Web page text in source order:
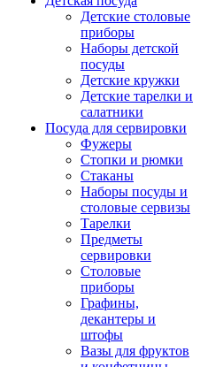
Детские столовые
приборы
Наборы детской
посуды
Детские кружки
Детские тарелки и
салатники
Посуда для сервировки
Фужеры
Стопки и рюмки
Стаканы
Наборы посуды и
столовые сервизы
Тарелки
Предметы
сервировки
Столовые
приборы
Графины,
декантеры и
штофы
Вазы для фруктов